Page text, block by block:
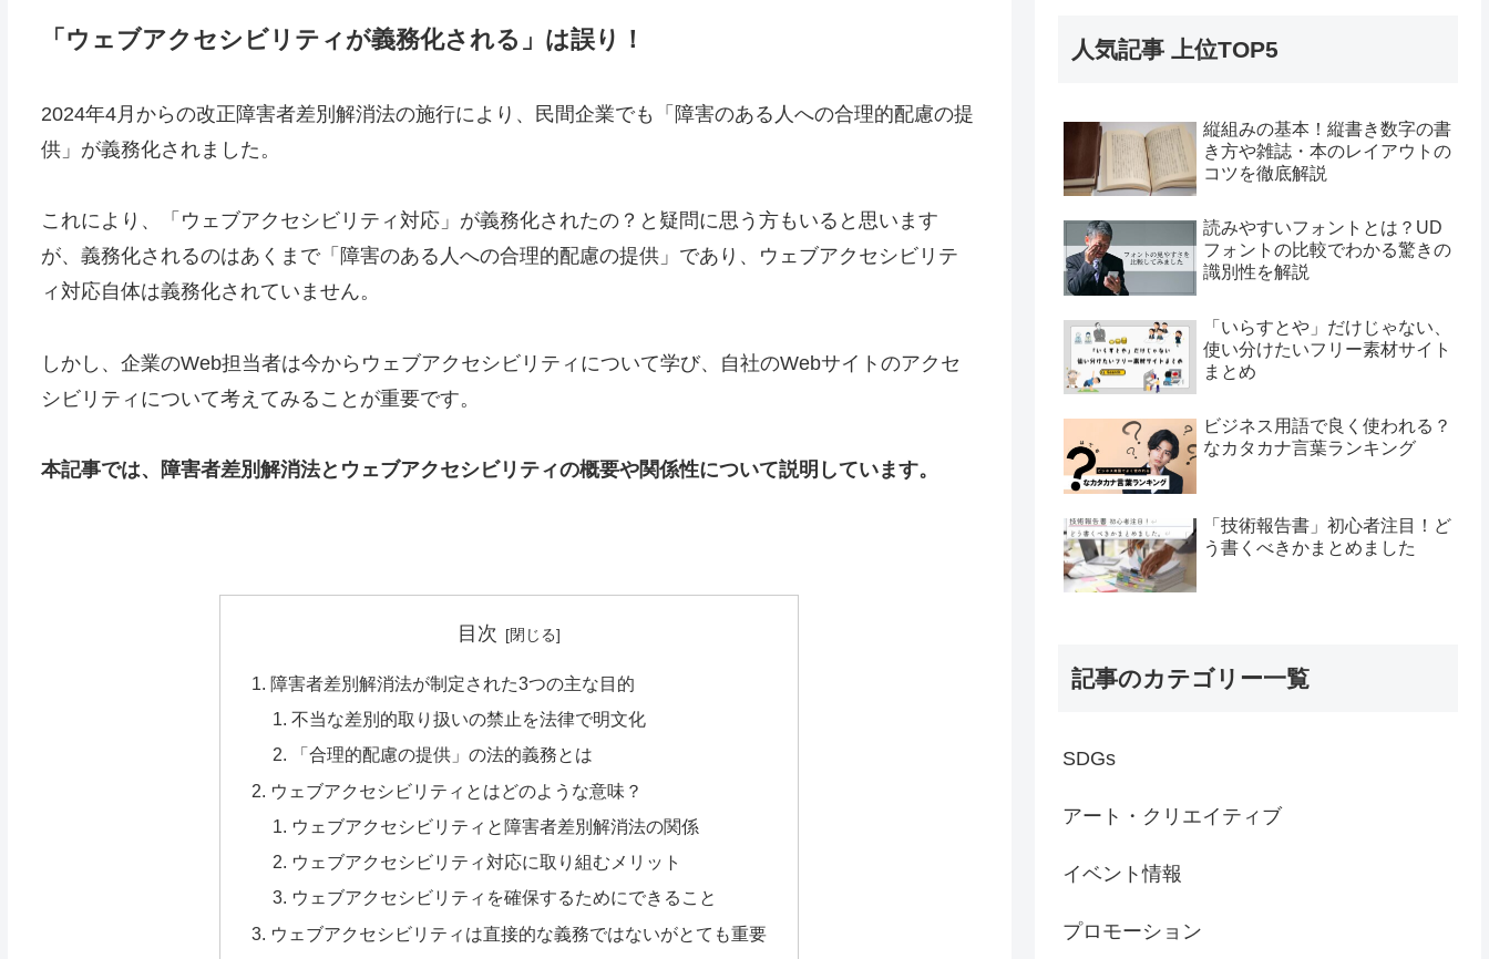
「ウェブアクセシビリティが義務化される」は誤り！
2024年4月からの改正障害者差別解消法の施行により、民間企業でも「障害のある人への合理的配慮の提
供」が義務化されました。
これにより、「ウェブアクセシビリティ対応」が義務化されたの？と疑問に思う方もいると思います
が、義務化されるのはあくまで「障害のある人への合理的配慮の提供」であり、ウェブアクセシビリテ
ィ対応自体は義務化されていません。
しかし、企業のWeb担当者は今からウェブアクセシビリティについて学び、自社のWebサイトのアクセ
シビリティについて考えてみることが重要です。
本記事では、障害者差別解消法とウェブアクセシビリティの概要や関係性について説明しています。
目次
障害者差別解消法が制定された3つの主な目的
不当な差別的取り扱いの禁止を法律で明文化
「合理的配慮の提供」の法的義務とは
ウェブアクセシビリティとはどのような意味？
ウェブアクセシビリティと障害者差別解消法の関係
ウェブアクセシビリティ対応に取り組むメリット
ウェブアクセシビリティを確保するためにできること
ウェブアクセシビリティは直接的な義務ではないがとても重要
人気記事 上位TOP5
縦組みの基本！縦書き数字の書
き方や雑誌・本のレイアウトの
コツを徹底解説
読みやすいフォントとは？UD
フォントの比較でわかる驚きの
識別性を解説
「いらすとや」だけじゃない、
使い分けたいフリー素材サイト
まとめ
ビジネス用語で良く使われる？
なカタカナ言葉ランキング
「技術報告書」初心者注目！ど
う書くべきかまとめました
記事のカテゴリー一覧
SDGs
アート・クリエイティブ
イベント情報
プロモーション